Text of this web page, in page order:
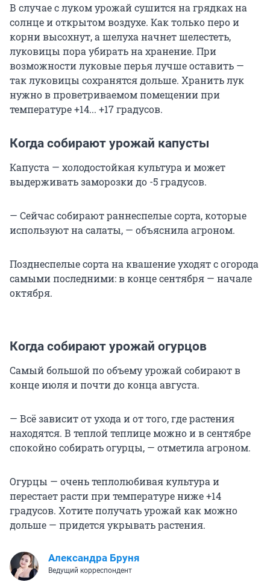
В случае с луком урожай сушится на грядках на
солнце и открытом воздухе. Как только перо и
корни высохнут, а шелуха начнет шелестеть,
луковицы пора убирать на хранение. При
возможности луковые перья лучше оставить —
так луковицы сохранятся дольше. Хранить лук
нужно в проветриваемом помещении при
температуре +14... +17 градусов.
Когда собирают урожай капусты
Капуста — холодостойкая культура и может
выдерживать заморозки до -5 градусов.
— Сейчас собирают раннеспелые сорта, которые
используют на салаты, — объяснила агроном.
Позднеспелые сорта на квашение уходят с огорода
самыми последними: в конце сентября — начале
октября.
Когда собирают урожай огурцов
Самый большой по объему урожай собирают в
конце июля и почти до конца августа.
— Всё зависит от ухода и от того, где растения
находятся. В теплой теплице можно и в сентябре
спокойно собирать огурцы, — отметила агроном.
Огурцы — очень теплолюбивая культура и
перестает расти при температуре ниже +14
градусов. Хотите получать урожай как можно
дольше — придется укрывать растения.
Александра Бруня
Ведущий корреспондент